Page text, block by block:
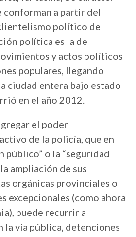
conforman a partir del
político del
política es la de
y actos políticos
populares, llegando
ciudad entera bajo estado
en el año 2012.
el poder
de la policía, que en
público” o la “seguridad
ampliación de sus
orgánicas provinciales o
excepcionales (como ahora
puede recurrir a
vía pública, detenciones